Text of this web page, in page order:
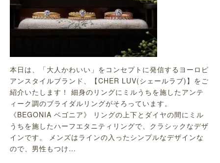
本日は、「大人かわいい」をコンセプトに発信するヨーロピ
アンスタイルブランド、【CHER LUV(シェールラブ)】をご
紹介いたします！ 細身のリングにミルうちを施したアンテ
ィーク調のブライダルリングがそろっています。
《BEGONIA ベゴニア》 リングの上下とダイヤの間にミル
うちを施したハーフエタニティリングで、クラシックなデザ
インです。 メンズはラインの入ったシンプルなデザインな
ので、男性もつけ…